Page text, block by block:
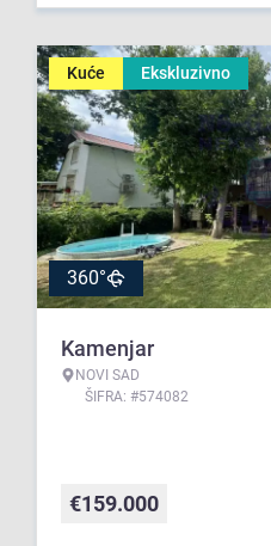
Kuće Ekskluzivno
360°
Kamenjar
NOVI SAD
ŠIFRA: #574082
€159.000